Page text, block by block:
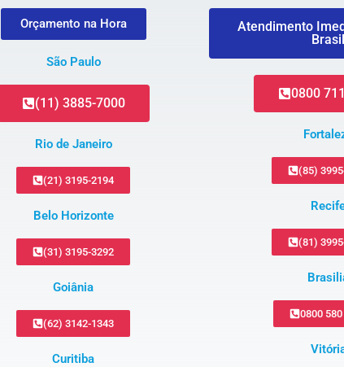
Orçamento na Hora
São Paulo
(11) 3885-7000
Rio de Janeiro
(21) 3195-2194
Belo Horizonte
(31) 3195-3292
Goiânia
(62) 3142-1343
Curitiba
Atendimento
Brasil
0800
(85)
(81)
0800